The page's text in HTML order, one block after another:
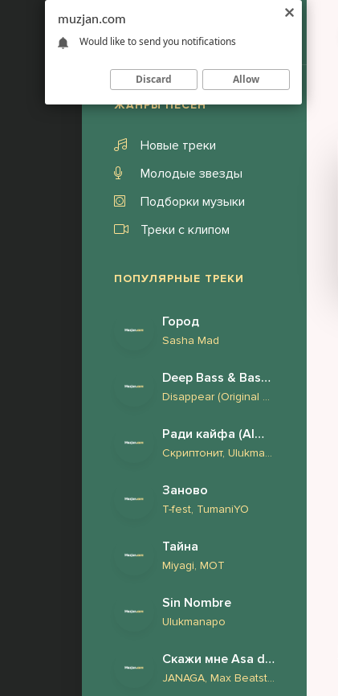
ЖАНРЫ ПЕСЕН
Новые треки
Молодые звезды
Подборки музыки
Треки с клипом
ПОПУЛЯРНЫЕ ТРЕКИ
Город
Sasha Mad
Deep Bass & Bass Boosted
Disappear (Original Mix) Face to Face
Ради кайфа (Almaz Remix)
Скриптонит, Ulukmanapo, Truwer, V $ X V PRiNCE, Эндшпиль, Miyagi
Заново
T-fest, TumaniYO
Тайна
Miyagi, МОТ
Sin Nombre
Ulukmanapo
Скажи мне Asa du 2.0
JANAGA, Max Beatstone, FURSOV, Harddope
muzjan.com
Would like to send you notifications
Discard Allow